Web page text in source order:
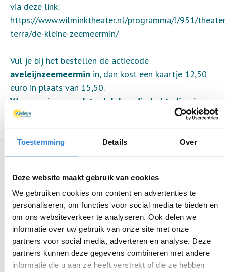
Toestemming Details Over
Deze website maakt gebruik van cookies
We gebruiken cookies om content en advertenties te
personaliseren, om functies voor social media te bieden en
om ons websiteverkeer te analyseren. Ook delen we
informatie over uw gebruik van onze site met onze
partners voor social media, adverteren en analyse. Deze
partners kunnen deze gegevens combineren met andere
informatie die u aan ze heeft verstrekt of die ze hebben
zo 13 mei
Tijd
14:30 - 15:30
Locatie
Wilminktheater, Enschede
Thema
Theater & muziek
via deze link:
https://www.wilminktheater.nl/programma/!/951/
terra/de-kleine-zeemeermin/
Vul je bij het bestellen de actiecode
aveleijnzeemeermin in, dan kost een kaartje 12,50
euro in plaats van 15,50.
Wanneer je een rolstoelplek nodig hebt, dien je
dit telefonisch te bespreken.